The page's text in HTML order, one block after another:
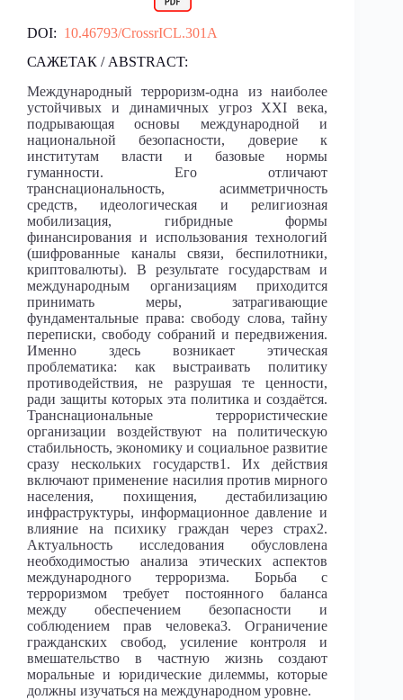
DOI: 10.46793/CrossrICL.301A
САЖЕТАК / ABSTRACT:
Международный терроризм-одна из наиболее
устойчивых и динамичных угроз XXI века,
подрывающая основы международной и
национальной безопасности, доверие к
институтам власти и базовые нормы
гуманности. Его отличают
транснациональность, асимметричность
средств, идеологическая и религиозная
мобилизация, гибридные формы
финансирования и использования технологий
(шифрованные каналы связи, беспилотники,
криптовалюты). В результате государствам и
международным организациям приходится
принимать меры, затрагивающие
фундаментальные права: свободу слова, тайну
переписки, свободу собраний и передвижения.
Именно здесь возникает этическая
проблематика: как выстраивать политику
противодействия, не разрушая те ценности,
ради защиты которых эта политика и создаётся.
Транснациональные террористические
организации воздействуют на политическую
стабильность, экономику и социальное развитие
сразу нескольких государств1. Их действия
включают применение насилия против мирного
населения, похищения, дестабилизацию
инфраструктуры, информационное давление и
влияние на психику граждан через страх2.
Актуальность исследования обусловлена
необходимостью анализа этических аспектов
международного терроризма. Борьба с
терроризмом требует постоянного баланса
между обеспечением безопасности и
соблюдением прав человека3. Ограничение
гражданских свобод, усиление контроля и
вмешательство в частную жизнь создают
моральные и юридические дилеммы, которые
должны изучаться на международном уровне.